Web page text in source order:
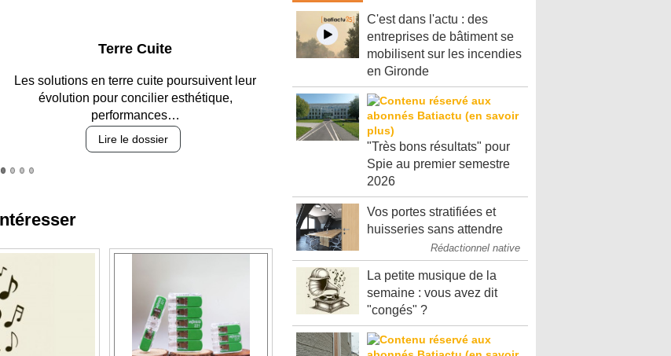
Parking et garages
Entre circulation, sécurisation des accès, durabilité
des revêtements et intégration…
Lire le dossier
C'est dans l'actu : des
entreprises de bâtiment se
mobilisent sur les incendies
en Gironde
"Très bons résultats" pour
Spie au premier semestre
2026
Vos portes stratifiées et
huisseries sans attendre
Rédactionnel native
La petite musique de la
semaine : vous avez dit
"congés" ?